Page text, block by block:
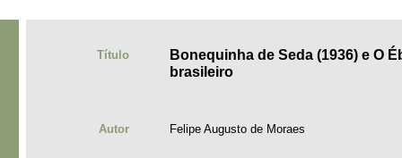
Título
Bonequinha de Seda (1936) e O
brasileiro
Autor Felipe Augusto de Moraes